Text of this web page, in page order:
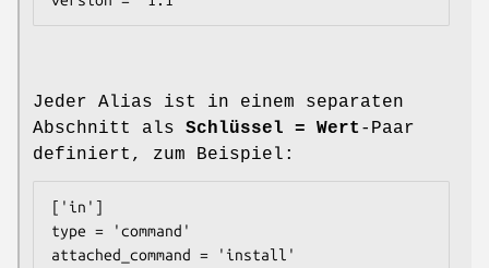
Jeder Alias ist in einem separaten
Abschnitt als Schlüssel = Wert -Paar
definiert, zum Beispiel:
['in']
type = 'command'
attached_command = 'install'